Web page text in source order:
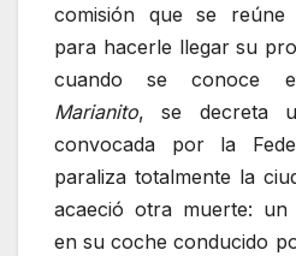
comisión que se
para hacerle llegar su
cuando se conoce
Marianito, se decreta
convocada por la
paraliza totalmente la
acaeció otra muerte: un
en su coche conducido